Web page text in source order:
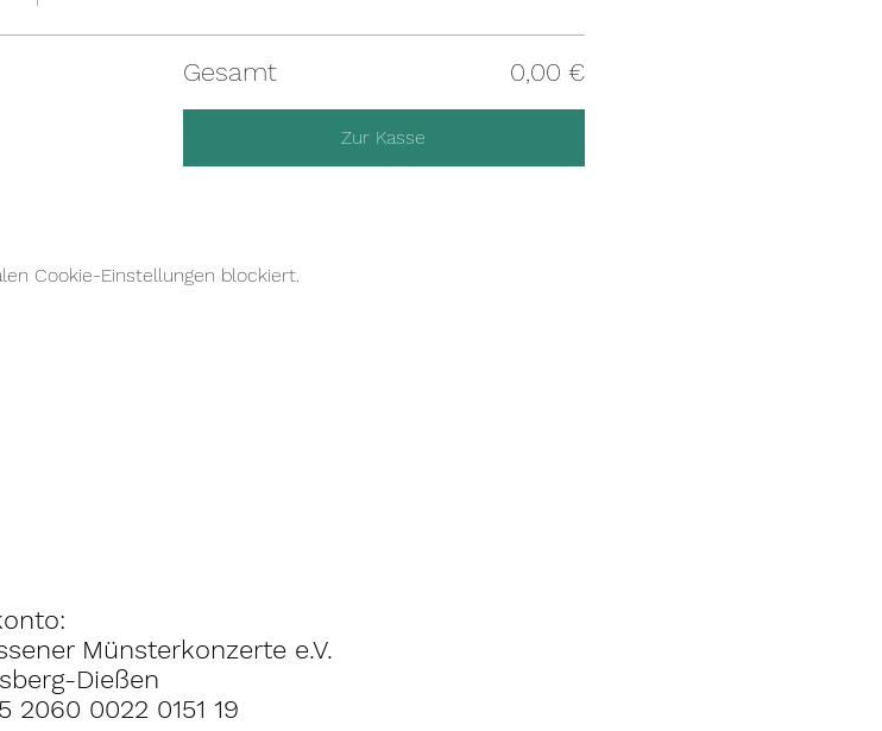
Gesamt 0,00 €
Zur Kasse
Cookie-Einstellungen blockiert.
Münsterkonzerte e.V.
Dießen
2060 0022 0151 19